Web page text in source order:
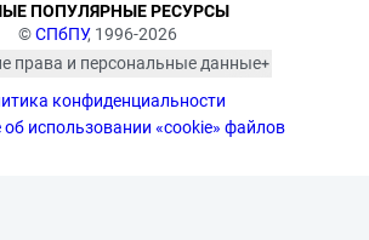
©СПбПУ, 1996-2026
права и персональные данные
лиц в соответствии
законодательства
конфиденциальности
использовании «cookie» файлов
ПОПУЛЯРНЫЕ РЕСУРСЫ